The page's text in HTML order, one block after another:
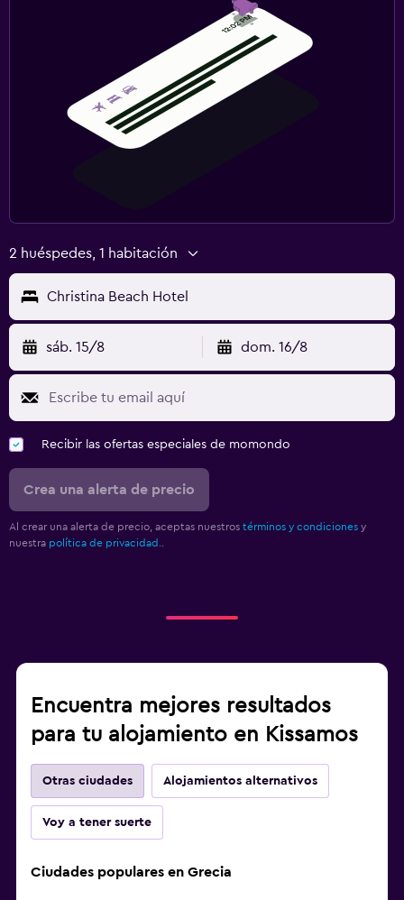
2 huéspedes, 1 habitación
Christina Beach Hotel
sáb. 15/8 dom. 16/8
Recibir las ofertas especiales de momondo
Crea una alerta de precio
Al crear una alerta de precio, aceptas nuestros términos y condiciones y
nuestra política de privacidad.
Encuentra mejores resultados
para tu alojamiento en Kissamos
Otras ciudades Alojamientos alternativos
Voy a tener suerte
Ciudades populares en Grecia